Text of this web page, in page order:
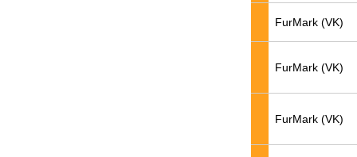
FurMark (VK)
FurMark (VK)
FurMark (VK)